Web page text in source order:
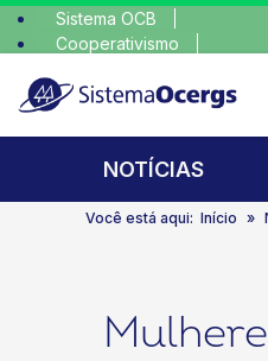
Sistema OCB
Cooperativismo
NOTÍCIAS
Você está aqui: Início